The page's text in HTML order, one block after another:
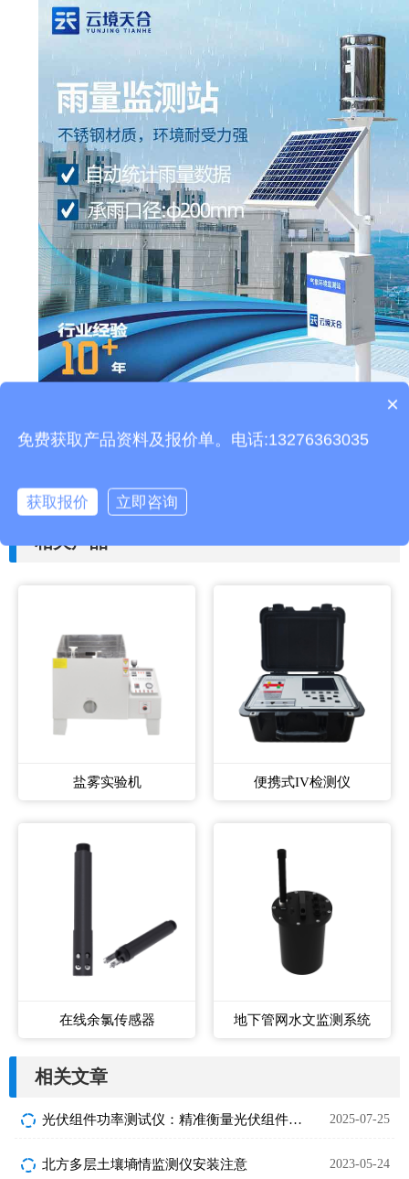
荧光定量PCR检测仪-非洲猪瘟检测设备
相关产品
盐雾实验机 便携式IV检测仪
在线余氯传感器 地下管网水文监测系统
相关文章
光伏组件功率测试仪：精准衡量光伏组件发电能力的专业设备 2025-07-25
北方多层土壤墒情监测仪安装注意 2023-05-24
产品包含安装吗？
×
免费获取产品资料及报价单。电话:13276363035
获取报价 立即咨询